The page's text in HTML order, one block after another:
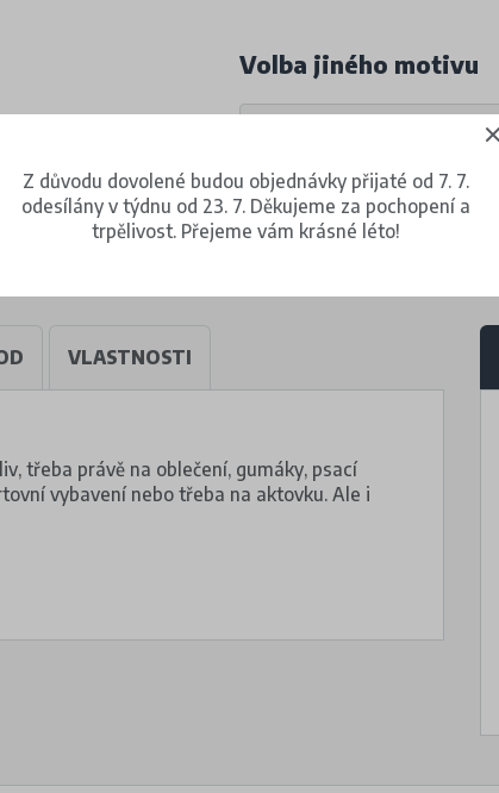
Volba jiného motivu
VLASTNOSTI
třeba právě na oblečení, gumáky, psací
vybavení nebo třeba na aktovku. Ale i
Z důvodu dovolené budou objednávky přijaté od 7. 7.
odesílány v týdnu od 23. 7. Děkujeme za pochopení a
trpělivost. Přejeme vám krásné léto!